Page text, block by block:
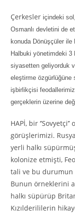
Çerkesler içindeki
Osmanlı devletini de
konuda Dönüşçüler ile
Halbuki yönetimdeki
siyasetten geliyorduk
eleştirme özgürlüğüne
işbirlikçisi
gerçeklerin üzerine
HAPİ, bir
görüşlerimizi.
yerli halkı
kolonize etmişti,
tali ve bu durumun
Bunun örneklerini
halkı süpürüp
Kızılderililerin